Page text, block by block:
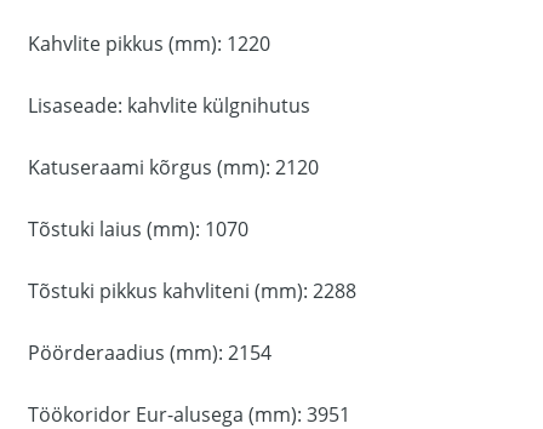
Kahvlite pikkus (mm): 1220
Lisaseade: kahvlite külgnihutus
Katuseraami kõrgus (mm): 2120
Tõstuki laius (mm): 1070
Tõstuki pikkus kahvliteni (mm): 2288
Pöörderaadius (mm): 2154
Töökoridor Eur-alusega (mm): 3951